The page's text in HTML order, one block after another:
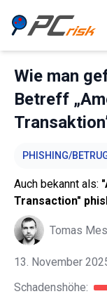
Wie man
Betreff
PHISHING/
Auch bekannt als:
Transaction"
Tomas
13. November
Schadenshöhe: